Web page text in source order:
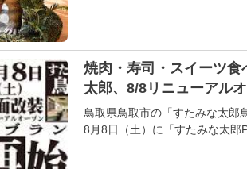
焼肉・寿司・スイーツ
太郎、8/8リニューアル
鳥取県鳥取市の「すたみな太郎
8月8日（土）に「すたみな太郎